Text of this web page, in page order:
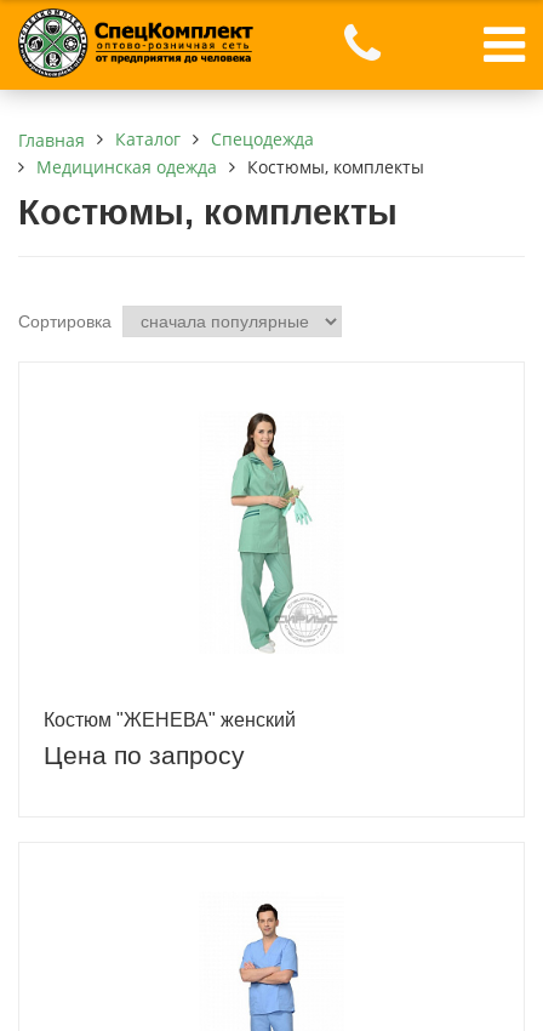
Главная Каталог
Спецодежда
Медицинская одежда
Костюмы, комплекты
Костюмы, комплекты
Сортировка
Костюм "ЖЕНЕВА" женский
Цена по запросу